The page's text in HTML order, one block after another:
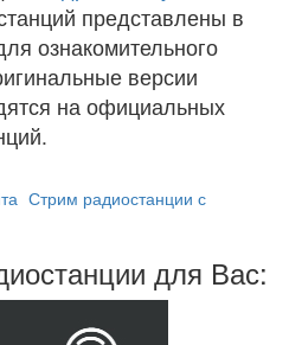
представлены в
ознакомительного
версии
на официальных
Стрим радиостанции с
для Вас: